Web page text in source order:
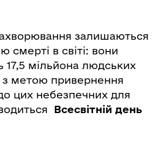
залишаються
в світі: вони
17,5 мільйона людських
з метою привернення
цих небезпечних для
Всесвітній день